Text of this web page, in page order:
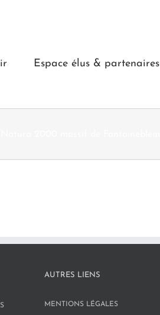
Espace élus & partenaires
AUTRES LIENS
MENTIONS LÉGALES